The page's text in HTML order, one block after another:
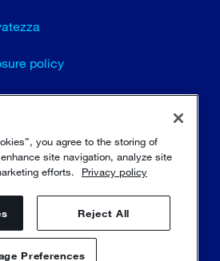
policy
2025
you agree to the storing of
site navigation, analyze site
efforts.
Privacy policy
Reject All
Preferences